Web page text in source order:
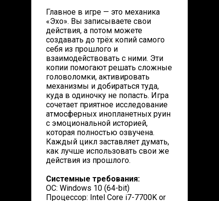
Главное в игре — это механика
«Эхо». Вы записываете свои
действия, а потом можете
создавать до трёх копий самого
себя из прошлого и
взаимодействовать с ними. Эти
копии помогают решать сложные
головоломки, активировать
механизмы и добираться туда,
куда в одиночку не попасть. Игра
сочетает приятное исследование
атмосферных инопланетных руин
с эмоциональной историей,
которая полностью озвучена.
Каждый цикл заставляет думать,
как лучше использовать свои же
действия из прошлого.
Системные требования:
ОС: Windows 10 (64-bit)
Процессор: Intel Core i7-7700K or